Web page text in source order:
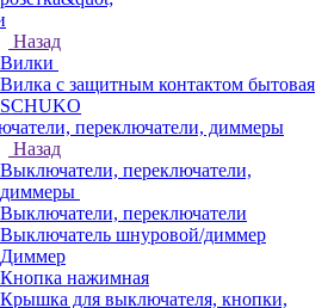
Назад
Вилки
Вилка с защитным контактом бытовая
SCHUKO
переключатели, диммеры
Назад
Выключатели, переключатели,
диммеры
Выключатели, переключатели
Выключатель шнуровой/диммер
Диммер
Кнопка нажимная
Крышка для выключателя, кнопки,